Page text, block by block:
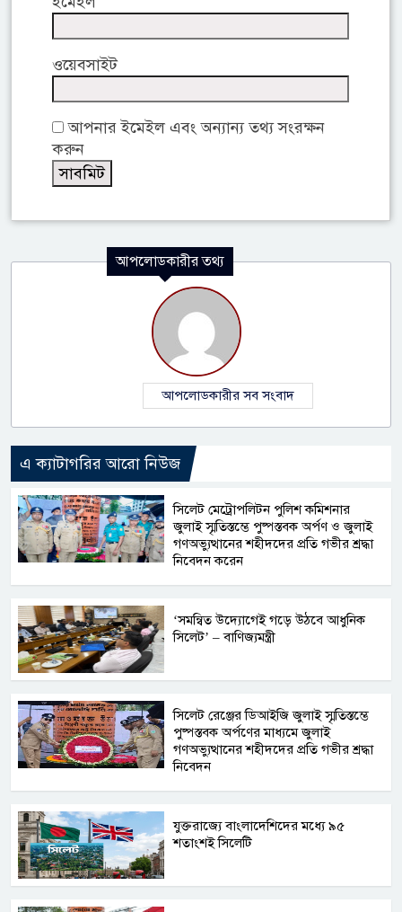
ওয়েবসাইট
আপনার ইমেইল এবং অন্যান্য তথ্য সংরক্ষন
করুন
আপলোডকারীর তথ্য
আপলোডকারীর সব সংবাদ
এ ক্যাটাগরির আরো নিউজ
সিলেট মেট্রোপলিটন পুলিশ কমিশনার
জুলাই স্মৃতিস্তম্ভে পুষ্পস্তবক অর্পণ ও জুলাই
গণঅভ্যুত্থানের শহীদদের প্রতি গভীর শ্রদ্ধা
নিবেদন করেন
‘সমন্বিত উদ্যোগেই গড়ে উঠবে আধুনিক
সিলেট’ – বাণিজ্যমন্ত্রী
সিলেট রেঞ্জের ডিআইজি জুলাই স্মৃতিস্তম্ভে
পুষ্পস্তবক অর্পণের মাধ্যমে জুলাই
গণঅভ্যুত্থানের শহীদদের প্রতি গভীর শ্রদ্ধা
নিবেদন
যুক্তরাজ্যে বাংলাদেশিদের মধ্যে ৯৫
শতাংশই সিলেটি